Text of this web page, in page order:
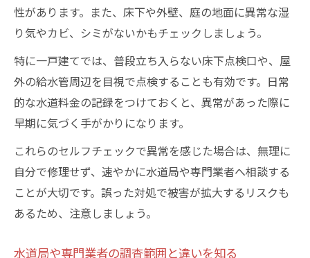
性があります。また、床下や外壁、庭の地面に異常な湿
り気やカビ、シミがないかもチェックしましょう。
特に一戸建てでは、普段立ち入らない床下点検口や、屋
外の給水管周辺を目視で点検することも有効です。日常
的な水道料金の記録をつけておくと、異常があった際に
早期に気づく手がかりになります。
これらのセルフチェックで異常を感じた場合は、無理に
自分で修理せず、速やかに水道局や専門業者へ相談する
ことが大切です。誤った対処で被害が拡大するリスクも
あるため、注意しましょう。
水道局や専門業者の調査範囲と違いを知る